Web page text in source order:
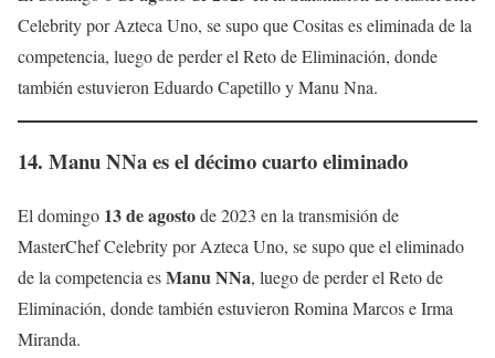
Celebrity por Azteca Uno, se supo que Cositas es eliminada de la
competencia, luego de perder el Reto de Eliminación, donde
también estuvieron Eduardo Capetillo y Manu Nna.
14. Manu NNaes el décimo cuarto eliminado
El domingo 13 de agostode 2023 en la transmisión de
MasterChef Celebrity por Azteca Uno, se supo que el eliminado
de la competencia esManu NNa, luego de perder el Reto de
Eliminación, donde también estuvieron Romina Marcos e Irma
Miranda.